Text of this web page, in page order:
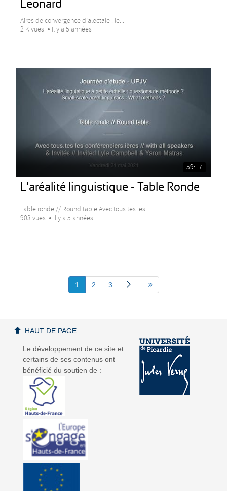
Leonard
Aires de convergence dialectale : le...
2 K vues
Il y a 5 années
59:17
L’aréalité linguistique - Table Ronde
Table ronde // Round table Avec tous.tes les...
903 vues
Il y a 5 années
1 2 3
Le développement de ce site et
certains de ses contenus ont
bénéficié du soutien de :
HAUT DE PAGE